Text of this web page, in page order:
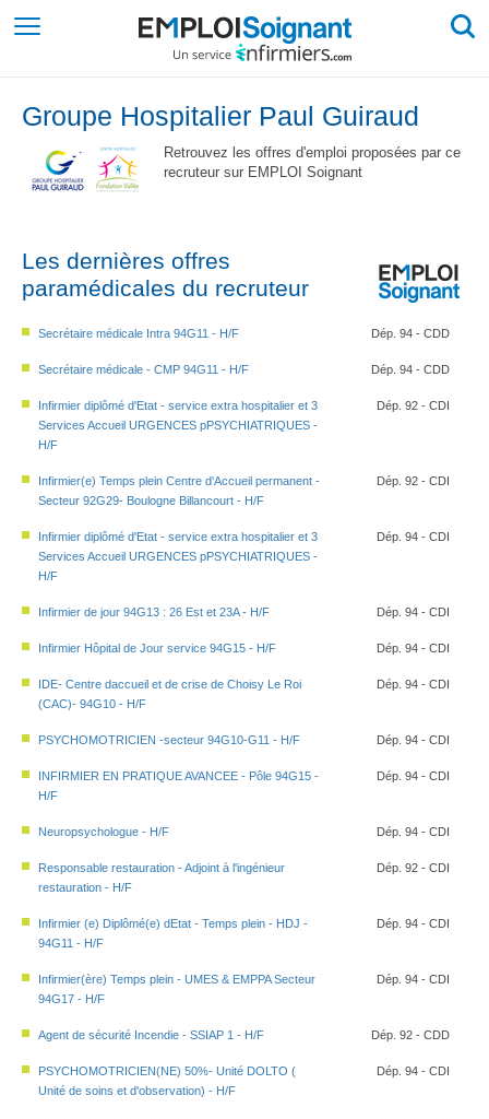
Groupe Hospitalier Paul Guiraud
Retrouvez les offres d'emploi proposées par ce
recruteur sur EMPLOI Soignant
Les dernières offres
paramédicales du recruteur
Secrétaire médicale Intra 94G11 - H/F Dép. 94 - CDD
Secrétaire médicale - CMP 94G11 - H/F Dép. 94 - CDD
Infirmier diplômé d'Etat - service extra hospitalier et 3
Services Accueil URGENCES pPSYCHIATRIQUES -
H/F
Dép. 92 - CDI
Infirmier(e) Temps plein Centre d'Accueil permanent -
Secteur 92G29- Boulogne Billancourt - H/F
Dép. 92 - CDI
Infirmier diplômé d'Etat - service extra hospitalier et 3
Services Accueil URGENCES pPSYCHIATRIQUES -
H/F
Dép. 94 - CDI
Infirmier de jour 94G13 : 26 Est et 23A - H/F Dép. 94 - CDI
Infirmier Hôpital de Jour service 94G15 - H/F Dép. 94 - CDI
IDE- Centre daccueil et de crise de Choisy Le Roi
(CAC)- 94G10 - H/F
Dép. 94 - CDI
PSYCHOMOTRICIEN -secteur 94G10-G11 - H/F Dép. 94 - CDI
INFIRMIER EN PRATIQUE AVANCEE - Pôle 94G15 -
H/F
Dép. 94 - CDI
Neuropsychologue - H/F Dép. 94 - CDI
Responsable restauration - Adjoint à l'ingénieur
restauration - H/F
Dép. 92 - CDI
Infirmier (e) Diplômé(e) dEtat - Temps plein - HDJ -
94G11 - H/F
Dép. 94 - CDI
Infirmier(ère) Temps plein - UMES & EMPPA Secteur
94G17 - H/F
Dép. 94 - CDI
Agent de sécurité Incendie - SSIAP 1 - H/F Dép. 92 - CDD
PSYCHOMOTRICIEN(NE) 50%- Unité DOLTO (
Unité de soins et d'observation) - H/F
Dép. 94 - CDI